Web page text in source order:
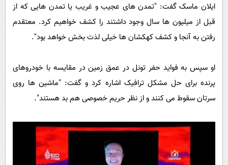
ایلان ماسک گفت:‌‌ "تمدن های عجیب و غریب یا تمدن هایی که از
قبل از میلیون ها سال وجود داشتند را کشف خواهیم کرد. معتقدم
رفتن به آنجا و کشف کهکشان ها خیلی لذت بخش خواهد بود".
او سپس به فواید حفر تونل در عمق زمین در مقایسه با خودروهای
پرنده برای حل مشکل ترافیک اشاره کرد و گفت:‌ "ماشین ها روی
سرتان سقوط می کنند و از نظر حریم خصوصی هم بد هستند".